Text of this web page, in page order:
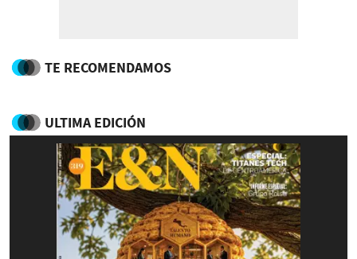
TE RECOMENDAMOS
ULTIMA EDICIÓN